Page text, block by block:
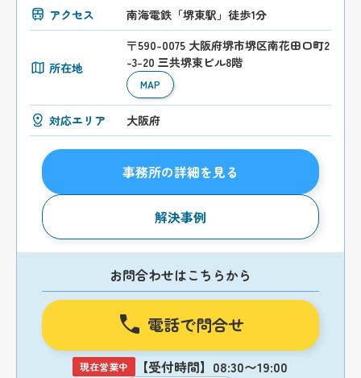
アクセス 南海電鉄「堺東駅」徒歩1分
所在地
〒590-0075 大阪府堺市堺区南花田口町2
-3-20 三共堺東ビル8階
MAP
対応エリア 大阪府
事務所の詳細を見る
解決事例
お問合わせはこちらから
電話で問合せ
現在営業中 【受付時間】08:30〜19:00